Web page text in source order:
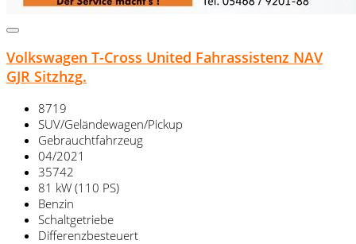
Volkswagen T-Cross United Fahrassistenz NAV
GJR Sitzhzg.
8719
SUV/Geländewagen/Pickup
Gebrauchtfahrzeug
04/2021
35742
81 kW (110 PS)
Benzin
Schaltgetriebe
Differenzbesteuert